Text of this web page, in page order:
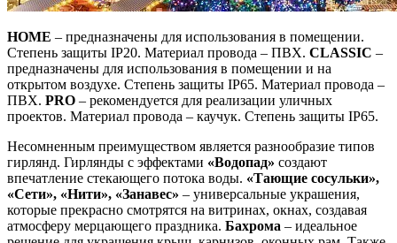
HOME – предназначены для использования в помещении.
Степень защиты IP20. Материал провода – ПВХ. CLASSIC –
предназначены для использования в помещении и на
открытом воздухе. Степень защиты IP65. Материал провода –
ПВХ. PRO – рекомендуется для реализации уличных
проектов. Материал провода – каучук. Степень защиты IP65.
Несомненным преимуществом является разнообразие типов
гирлянд. Гирлянды с эффектами «Водопад» создают
впечатление стекающего потока воды. «Тающие сосульки»,
«Сети», «Нити», «Занавес» – универсальные украшения,
которые прекрасно смотрятся на витринах, окнах, создавая
атмосферу мерцающего праздника. Бахрома – идеальное